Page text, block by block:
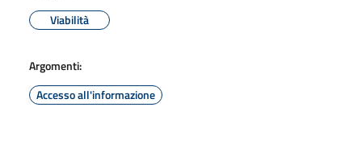
Viabilità
Argomenti:
Accesso all'informazione